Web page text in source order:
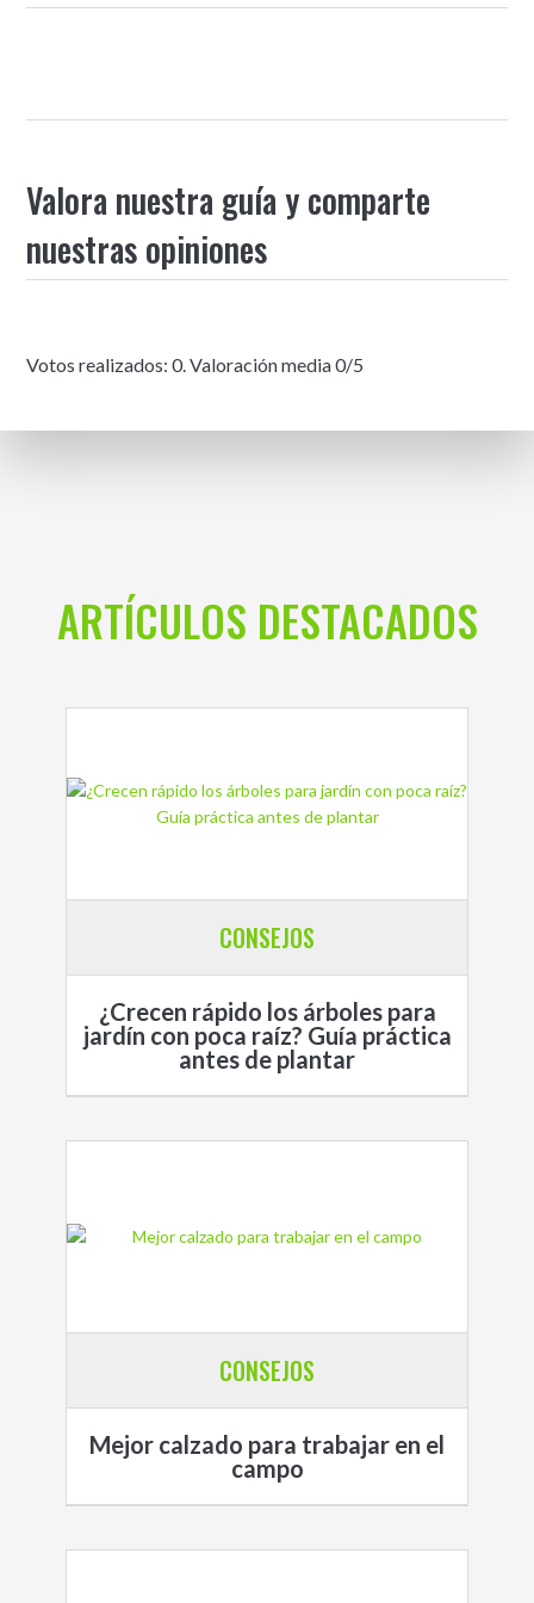
Valora nuestra guía y comparte
nuestras opiniones
Votos realizados:0. Valoración media0/5
ARTÍCULOS DESTACADOS
CONSEJOS
¿Crecen rápido los árboles para
jardín con poca raíz? Guía práctica
antes de plantar
CONSEJOS
Mejor calzado para trabajar en el
campo